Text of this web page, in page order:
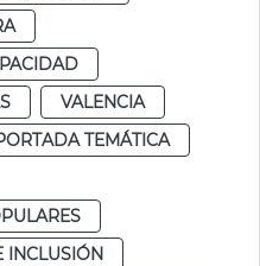
VALENCIA
TEMÁTICA
INCLUSIÓN